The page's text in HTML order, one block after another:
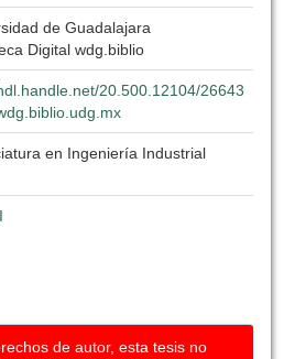
de Guadalajara
Digital wdg.biblio
20.500.12104/26643
en Ingeniería Industrial
de autor, esta tesis no